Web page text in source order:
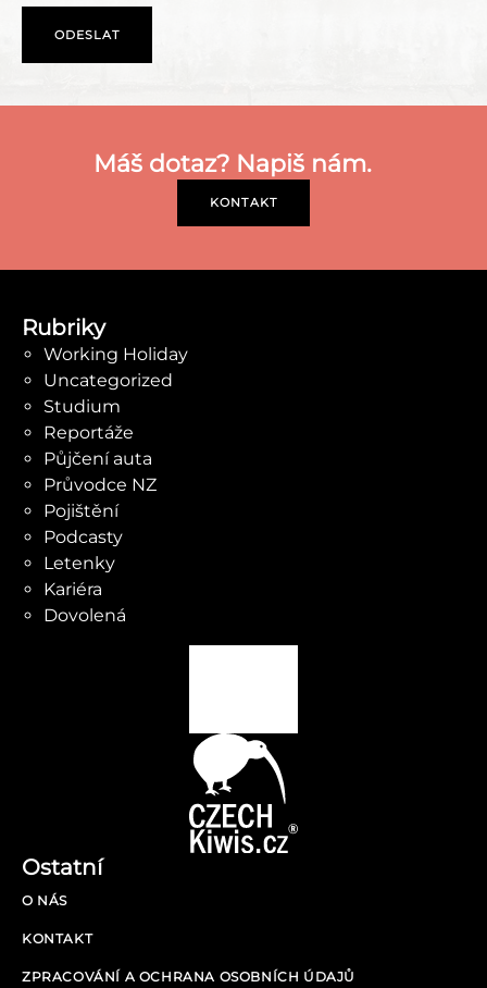
Máš dotaz? Napiš nám.
KONTAKT
Rubriky
Working Holiday
Uncategorized
Studium
Reportáže
Půjčení auta
Průvodce NZ
Pojištění
Podcasty
Letenky
Kariéra
Dovolená
Ostatní
O NÁS
KONTAKT
ZPRACOVÁNÍ A OCHRANA OSOBNÍCH ÚDAJŮ